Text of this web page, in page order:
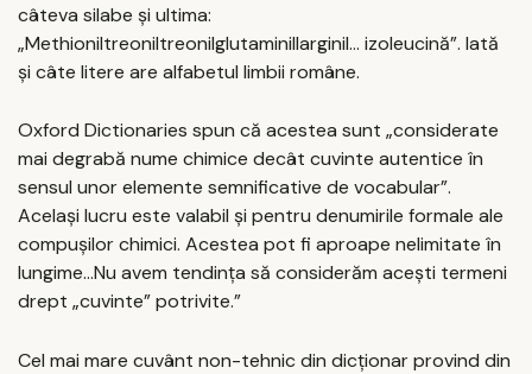
câteva silabe și ultima:
„Methioniltreoniltreonilglutaminillarginil… izoleucină”. Iată
și câte litere are alfabetul limbii române.
Oxford Dictionaries spun că acestea sunt „considerate
mai degrabă nume chimice decât cuvinte autentice în
sensul unor elemente semnificative de vocabular”.
Același lucru este valabil și pentru denumirile formale ale
compușilor chimici. Acestea pot fi aproape nelimitate în
lungime…Nu avem tendința să considerăm acești termeni
drept „cuvinte” potrivite.”
Cel mai mare cuvânt non-tehnic din dicționar provind din